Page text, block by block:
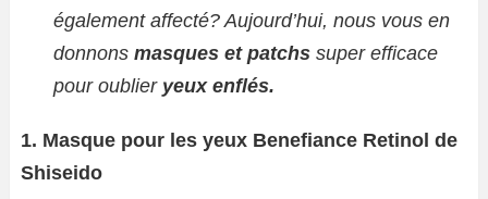
également affecté? Aujourd’hui, nous vous en
donnons masques et patchs super efficace
pour oublier yeux enflés.
1. Masque pour les yeux Benefiance Retinol de
Shiseido